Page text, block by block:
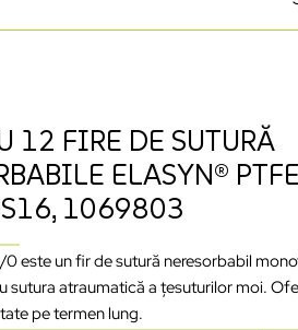
12 FIRE DE SUTURĂ
ELASYN®
1069803
0 este un fir de sutură neresorbabil
sutura atraumatică a țesuturilor moi.
pe termen lung.